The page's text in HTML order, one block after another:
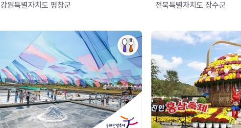
강원특별자치도 평창군
전북특별자치도 장수군